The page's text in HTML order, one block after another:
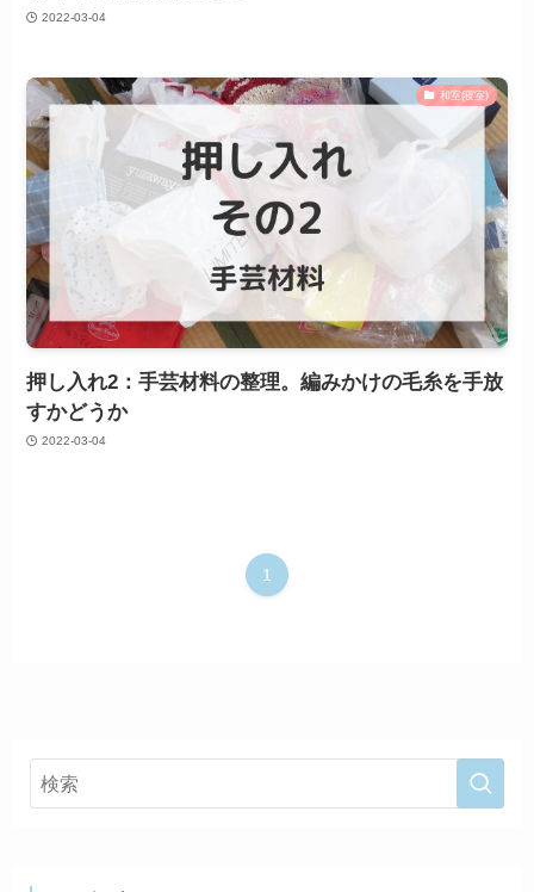
2022-03-04
和室(寝室)
押し入れ2：手芸材料の整理。編みかけの毛糸を手放
すかどうか
2022-03-04
1